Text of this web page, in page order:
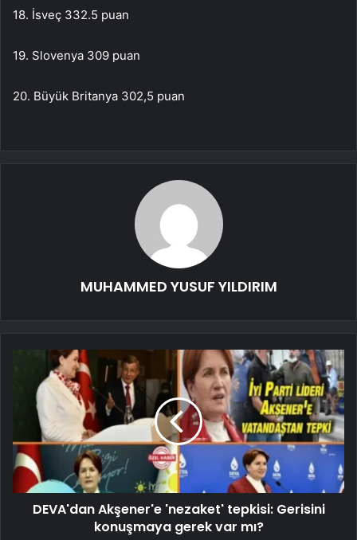
18. İsveç 332.5 puan
19. Slovenya 309 puan
20. Büyük Britanya 302,5 puan
MUHAMMED YUSUF YILDIRIM
DEVA'dan Akşener'e 'nezaket' tepkisi: Gerisini
konuşmaya gerek var mı?